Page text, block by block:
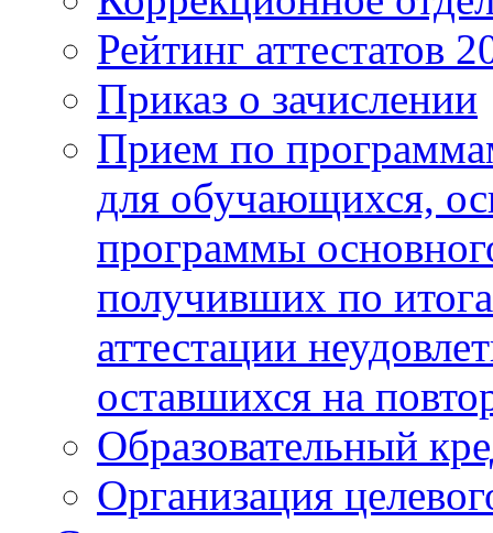
Рейтинг аттестатов
Приказ о зачислении
Прием по
для обучающихся,
программы
получивших по
аттестации
оставшихся на
Образовательный
Организация